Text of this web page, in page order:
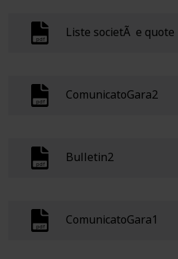
Liste societÃ e quote
ComunicatoGara2
Bulletin2
ComunicatoGara1